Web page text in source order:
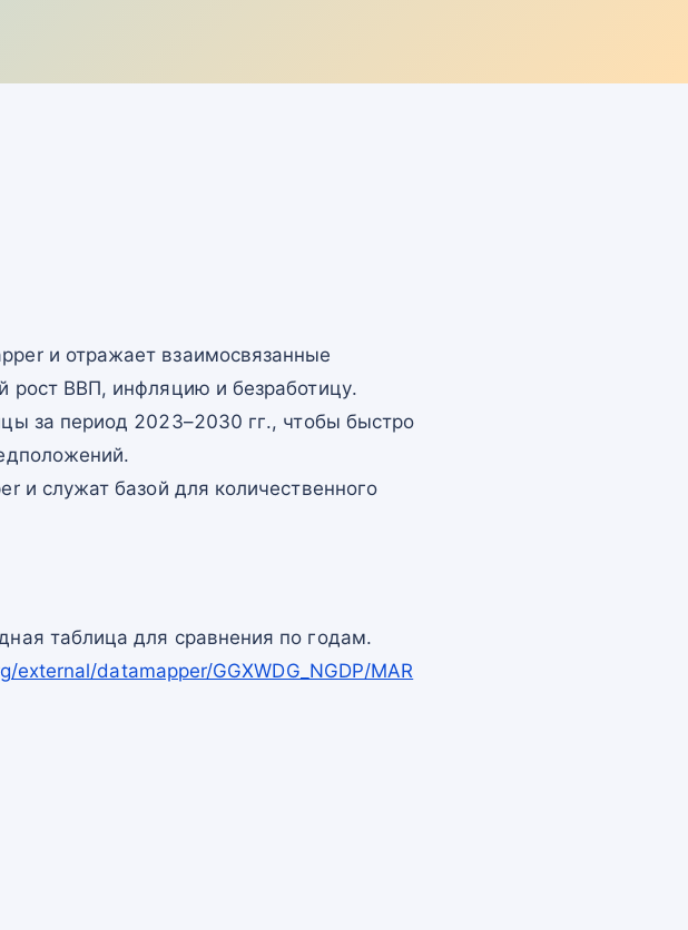
и отражает взаимосвязанные
рост ВВП, инфляцию и безработицу.
за период 2023–2030 гг., чтобы быстро
и служат базой для количественного
таблица для сравнения по годам.
datamapper/GGXWDG_NGDP/MAR